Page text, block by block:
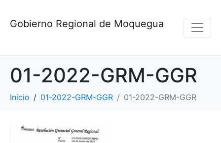
Gobierno Regional de Moquegua
01-2022-GRM-GGR
Inicio 01-2022-GRM-GGR 01-2022-GRM-GGR